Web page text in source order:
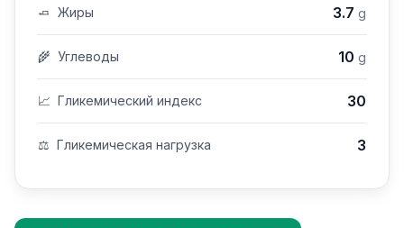
🧈 Жиры 3.7 g
🌾 Углеводы 10 g
📈 Гликемический индекс 30
⚖️ Гликемическая нагрузка 3